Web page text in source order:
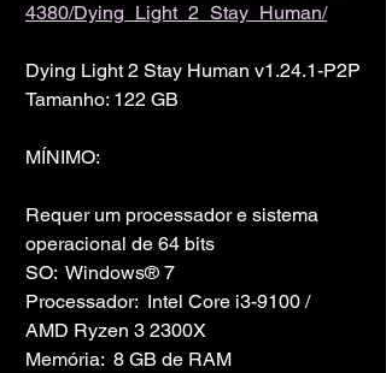
4380/Dying_Light_2_Stay_Human/
Dying Light 2 Stay Human v1.24.1-P2P
Tamanho: 122 GB
MÍNIMO:
Requer um processador e sistema
operacional de 64 bits
SO:  Windows® 7
Processador:  Intel Core i3-9100 /
AMD Ryzen 3 2300X
Memória:  8 GB de RAM